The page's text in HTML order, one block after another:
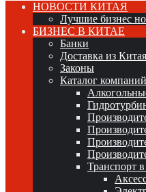
НОВОСТИ КИТАЯ
Лучшие бизнес
БИЗНЕС В КИТАЕ
Банки
Доставка из Китая
Законы
Каталог компаний
Транспорт